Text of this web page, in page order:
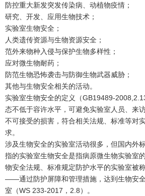
防控重大新发突发传染病、动植物疫情；
研究、开发、应用生物技术；
实验室生物安全；
人类遗传资源与生物资源安全；
范外来物种入侵与保护生物多样性；
应对微生物耐药；
防范生物恐怖袭击与防御生物武器威胁；
其他与生物安全相关的活动。
实验室生物安全的定义（GB19489-
态不低于容许水平，可避免实验室人员、来
不可接受的损害，符合相关法规、标准等对
求。
涉及生物安全的实验室活动很多，但国内外
指的实验室生物安全是指病原微生物实验室
物安全法规、标准规定防护水平的实验室被
——通过防护屏障和管理措施，达到生物安
室（WS 233-2017，2.8）。